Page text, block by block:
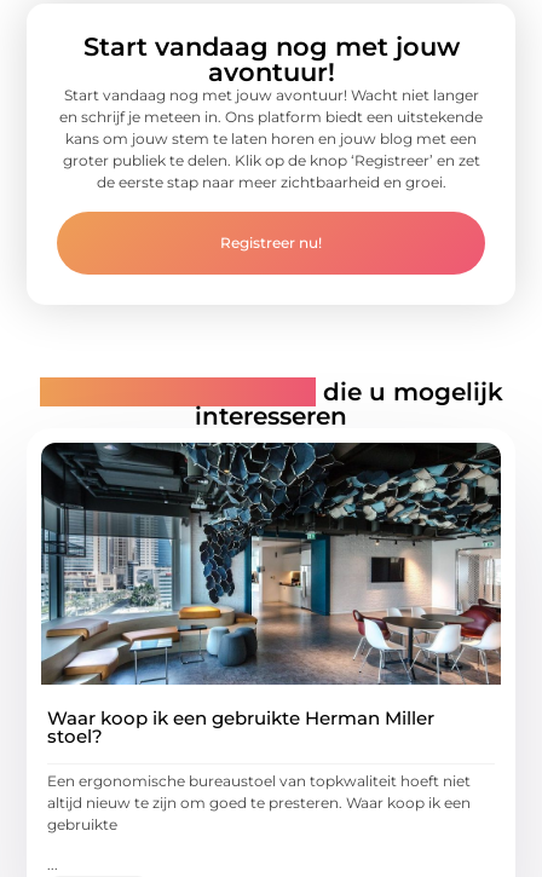
Start vandaag nog met jouw
avontuur!
Start vandaag nog met jouw avontuur! Wacht niet langer
en schrijf je meteen in. Ons platform biedt een uitstekende
kans om jouw stem te laten horen en jouw blog met een
groter publiek te delen. Klik op de knop ‘Registreer’ en zet
de eerste stap naar meer zichtbaarheid en groei.
Registreer nu!
die u mogelijk
interesseren
Waar koop ik een gebruikte Herman Miller
stoel?
Een ergonomische bureaustoel van topkwaliteit hoeft niet
altijd nieuw te zijn om goed te presteren. Waar koop ik een
gebruikte